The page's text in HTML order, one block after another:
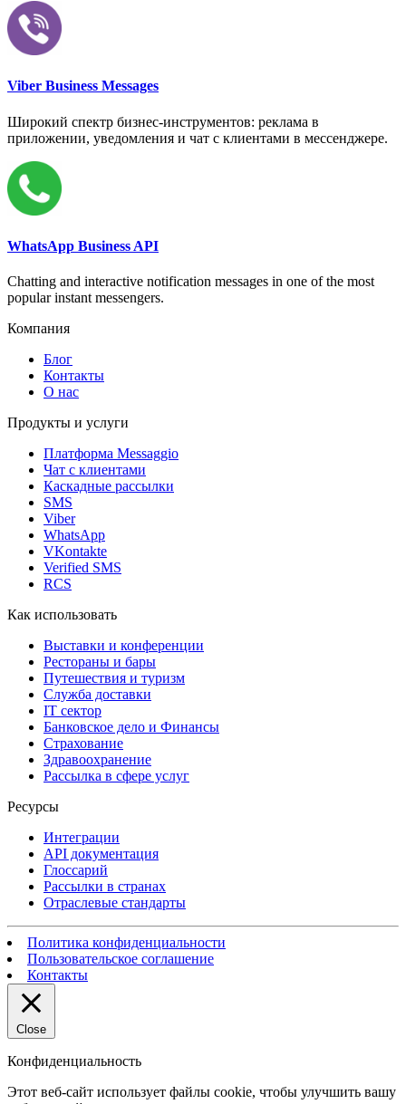
Viber Business Messages
Широкий спектр бизнес-инструментов: реклама в
приложении, уведомления и чат с клиентами в мессенджере.
WhatsApp Business API
Chatting and interactive notification messages in one of the most
popular instant messengers.
Компания
Блог
Контакты
О нас
Продукты и услуги
Платформа Messaggio
Чат с клиентами
Каскадные рассылки
SMS
Viber
WhatsApp
VKontakte
Verified SMS
RCS
Как использовать
Выставки и конференции
Рестораны и бары
Путешествия и туризм
Служба доставки
IT сектор
Банковское дело и Финансы
Страхование
Здравоохранение
Рассылка в сфере услуг
Ресурсы
Интеграции
API документация
Глоссарий
Рассылки в странах
Отраслевые стандарты
Политика конфиденциальности
Пользовательское соглашение
Контакты
Close
Конфиденциальность
Этот веб-сайт использует файлы cookie, чтобы улучшить вашу